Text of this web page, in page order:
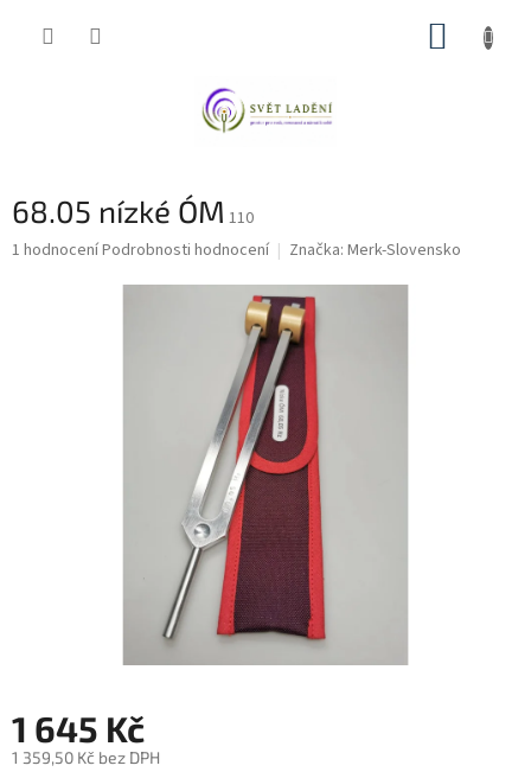
68.05 nízké ÓM 110
Průměrné
1 hodnoceníPodrobnosti hodnocení Značka: Merk-Slovensko
1 645 Kč
1 359,50 Kč bez DPH